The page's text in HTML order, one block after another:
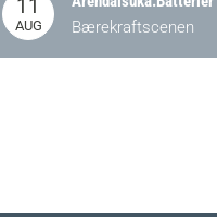
11
AUG
Bærekraftscenen